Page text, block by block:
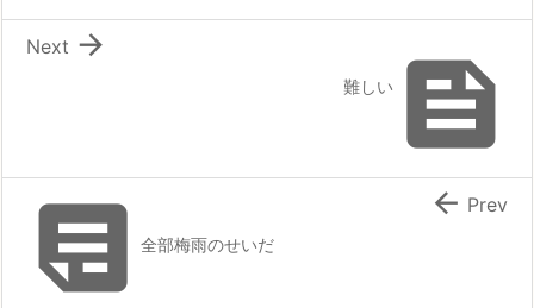

難しい

Next
全部梅雨のせいだ
 Prev